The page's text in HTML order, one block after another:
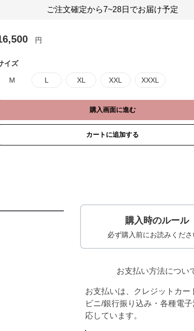
ご注文確定から7~28日でお届け予定
円
イズ
M L XL XXL XXXL
購入画面に進む
カートに追加する
購入時のルール
必ず購入前にお読みくださ
お支払い方法につい
お支払いは、クレジットカー
ビニ/銀行振り込み・各種電
応しています。